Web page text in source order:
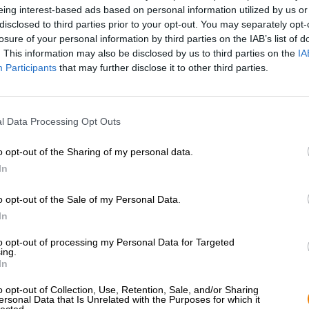
interest-based ads based on personal information utilized by us
to third parties prior to your opt-out. You may separately
of your personal information by third parties on the IAB’s list of
This information may also be disclosed by us to third parties on the
Participants that may further disclose it to other third parties.
Data Processing Opt Outs
opt-out of the Sharing of my personal data.
opt-out of the Sale of my Personal Data.
opt-out of processing my Personal Data for Targeted
opt-out of Collection, Use, Retention, Sale, and/or Sharing
Data that Is Unrelated with the Purposes for which it
* Prijzen zijn inclusief wettelijke BTW. PlusScheepvaart plus
* Prijzen zijn inclusief accijns
Omschrijving Info Beoordelingen (0)
Sinaasappel, mandarijn en vanille is een
een heel specifiek ijsje. De zomerdelicatesse werd
in de zomers van het afgelopen decennium een
wachtte een fruitige swirl in fel oranje op je - een
De brouwers van het Poolse Browar Pinta zijn diep in
bier gebrouwen uit de herinneringen aan eindeloze
zonnebrandcrème en verfrissende ijspauzes. Naast
brengt je tropische zuurtje de zonnige aroma's van
Havervlokken geven het zure bier zijn heerlijk romige
sinaasappels een gouden zomerse sfeer oproept. De
De creatie heet Kwas Phi. Het zure bier vloeit uit het
en ruikt er ook naar. De initiële smaak onthult een